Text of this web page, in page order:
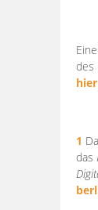
des
hier
1
das